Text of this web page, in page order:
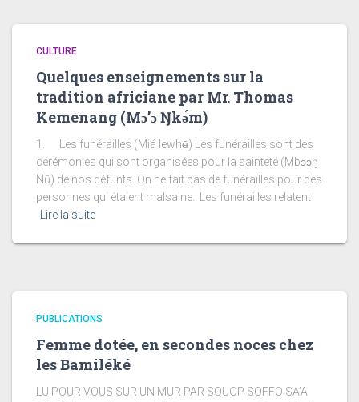
CULTURE
Quelques enseignements sur la
tradition africiane par Mr. Thomas
Kemenang (Mɔ’ɔ Ŋkǝ́m)
1. Les funérailles (Miá lewhʉ̄) Les funérailles sont des
cérémonies qui sont organisées pour la sainteté (Mbɔɔ̄ŋ
Nū) de nos défunts. On ne fait pas de funérailles pour des
personnes qui étaient malsaine. Les funérailles relatent
Lire la suite
PUBLICATIONS
Femme dotée, en secondes noces chez
les Bamiléké
LU POUR VOUS SUR UN MUR PAR SOUOP SOFFO SA’A